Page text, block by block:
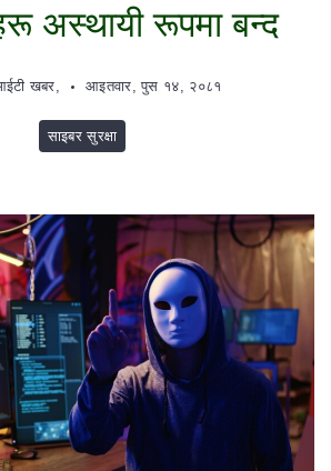
अस्थायी रूपमा बन्द
खबर, आइतवार, पुस १४, २०८१
साइबर सुरक्षा